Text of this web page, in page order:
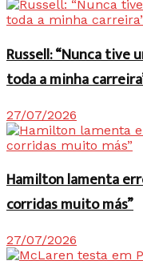
Russell: “Nunca tive
toda a minha
27/07/2026
Hamilton lamenta
corridas muito más”
27/07/2026